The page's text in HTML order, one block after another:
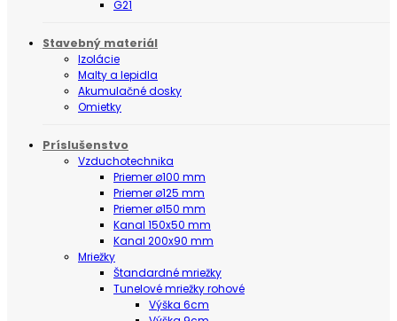
G21
Stavebný materiál
Izolácie
Malty a lepidla
Akumulačné dosky
Omietky
Príslušenstvo
Vzduchotechnika
Priemer ø100 mm
Priemer ø125 mm
Priemer ø150 mm
Kanal 150x50 mm
Kanal 200x90 mm
Mriežky
Štandardné mriežky
Tunelové mriežky rohové
Výška 6cm